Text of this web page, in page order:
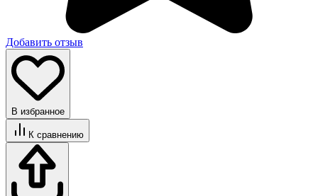
Добавить отзыв
В избранное
К сравнению